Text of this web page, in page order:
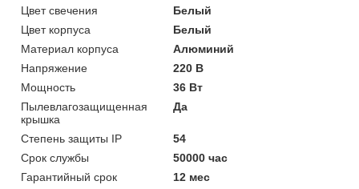
Цвет свечения
Белый
Цвет корпуса
Белый
Материал корпуса
Алюминий
Напряжение
220 В
Мощность
36 Вт
Пылевлагозащищенная
крышка
Да
Степень защиты IP
54
Срок службы
50000 час
Гарантийный срок
12 мес